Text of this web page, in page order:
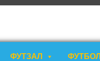
ФУТЗАЛ ФУТБОЛ